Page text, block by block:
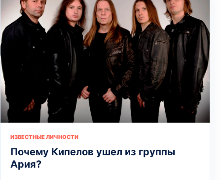
ИЗВЕСТНЫЕ ЛИЧНОСТИ
Почему Кипелов ушел из группы
Ария?